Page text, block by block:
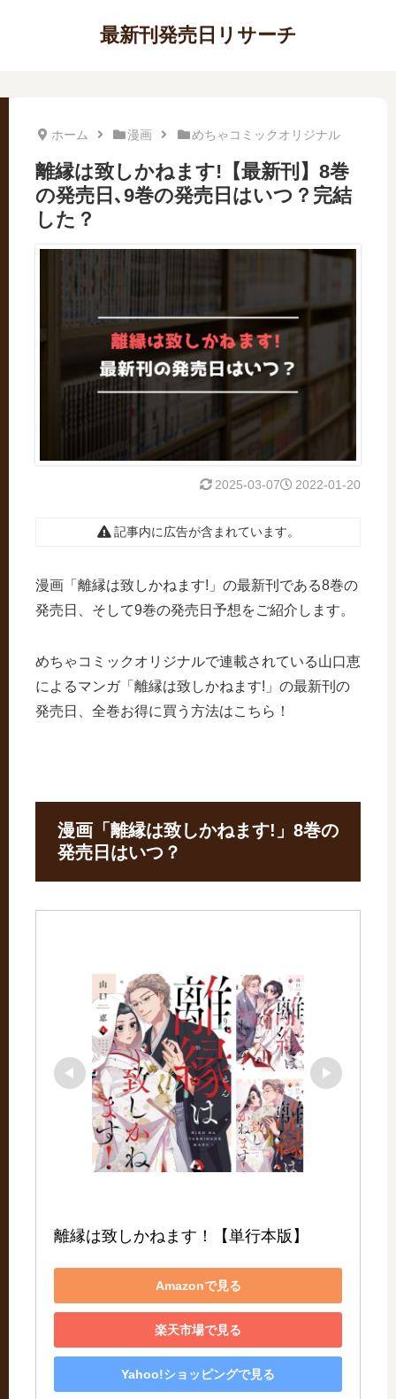
最新刊発売日リサーチ
ホーム 漫画 めちゃコミックオリジナル
離縁は致しかねます!【最新刊】8巻
の発売日､9巻の発売日はいつ？完結
した？
2022-01-20
2025-03-07
記事内に広告が含まれています。
漫画「離縁は致しかねます!」の最新刊である8巻の
発売日、そして9巻の発売日予想をご紹介します。
めちゃコミックオリジナルで連載されている山口恵
によるマンガ「離縁は致しかねます!」の最新刊の
発売日、全巻お得に買う方法はこちら！
漫画「離縁は致しかねます!」8巻の
発売日はいつ？
離縁は致しかねます！【単行本版】
Amazonで見る
楽天市場で見る
Yahoo!ショッピングで見る